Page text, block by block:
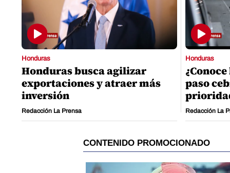
Honduras
Honduras busca agilizar
exportaciones y atraer más
inversión
Redacción La Prensa
Honduras
paso
Redacción La